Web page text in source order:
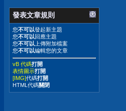
發表文章規則
您不可以發起新主題
您不可以 回應主題
您不可以 上傳附加檔案
您不可以編輯您的文章
vB 代碼打開
表情圖示打開
[IMG]代碼打開
HTML代碼關閉